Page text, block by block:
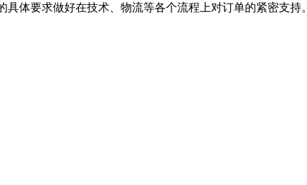
体要求做好在技术、物流等各个流程上对订单的紧密支持。